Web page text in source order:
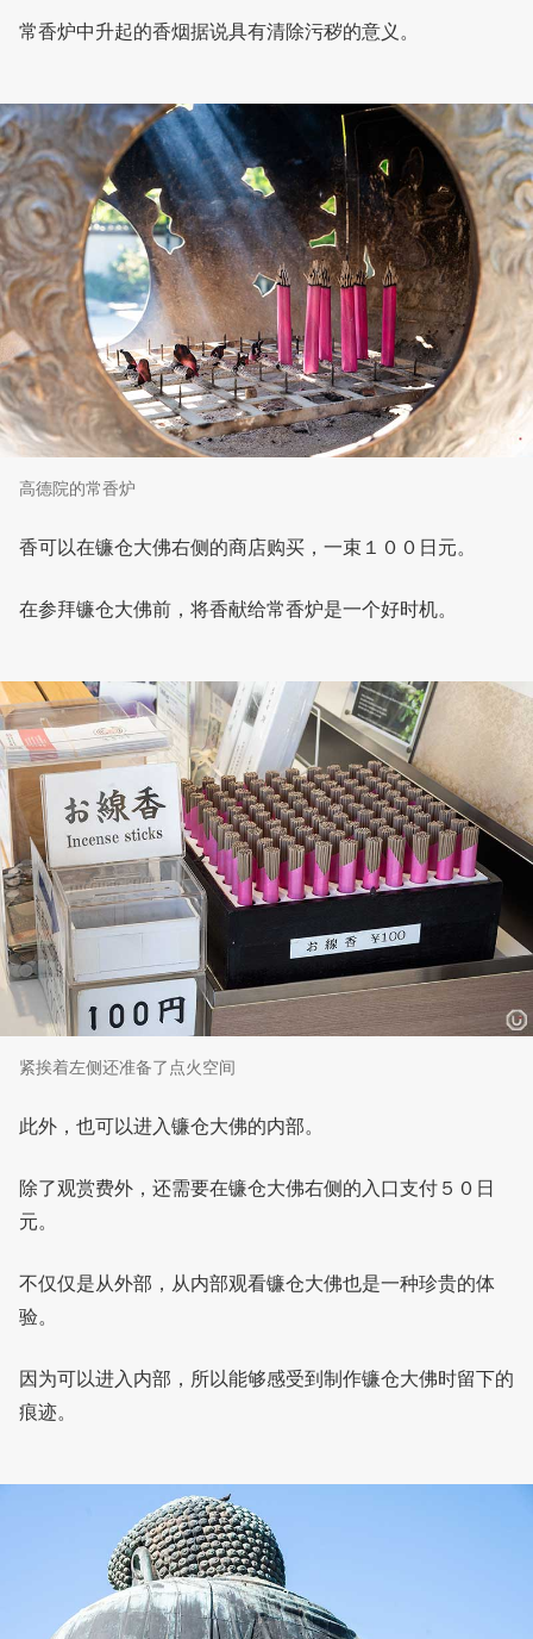
常香炉中升起的香烟据说具有清除污秽的意义。
高德院的常香炉
香可以在镰仓大佛右侧的商店购买，一束１００日元。
在参拜镰仓大佛前，将香献给常香炉是一个好时机。
紧挨着左侧还准备了点火空间
此外，也可以进入镰仓大佛的内部。
除了观赏费外，还需要在镰仓大佛右侧的入口支付５０日
元。
不仅仅是从外部，从内部观看镰仓大佛也是一种珍贵的体
验。
因为可以进入内部，所以能够感受到制作镰仓大佛时留下的
痕迹。